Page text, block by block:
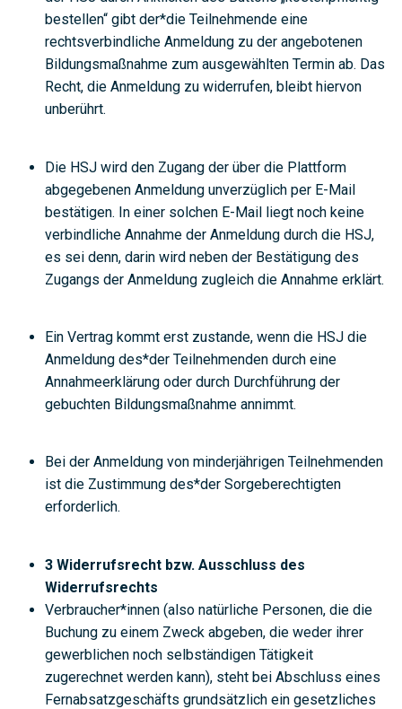
bestellen“ gibt der*die Teilnehmende eine
rechtsverbindliche Anmeldung zu der angebotenen
Bildungsmaßnahme zum ausgewählten Termin ab. Das
Recht, die Anmeldung zu widerrufen, bleibt hiervon
unberührt.
Die HSJ wird den Zugang der über die Plattform
abgegebenen Anmeldung unverzüglich per E-Mail
bestätigen. In einer solchen E-Mail liegt noch keine
verbindliche Annahme der Anmeldung durch die HSJ,
es sei denn, darin wird neben der Bestätigung des
Zugangs der Anmeldung zugleich die Annahme erklärt.
Ein Vertrag kommt erst zustande, wenn die HSJ die
Anmeldung des*der Teilnehmenden durch eine
Annahmeerklärung oder durch Durchführung der
gebuchten Bildungsmaßnahme annimmt.
Bei der Anmeldung von minderjährigen Teilnehmenden
ist die Zustimmung des*der Sorgeberechtigten
erforderlich.
3 Widerrufsrecht bzw. Ausschluss des
Widerrufsrechts
Verbraucher*innen (also natürliche Personen, die die
Buchung zu einem Zweck abgeben, die weder ihrer
gewerblichen noch selbständigen Tätigkeit
zugerechnet werden kann), steht bei Abschluss eines
Fernabsatzgeschäfts grundsätzlich ein gesetzliches